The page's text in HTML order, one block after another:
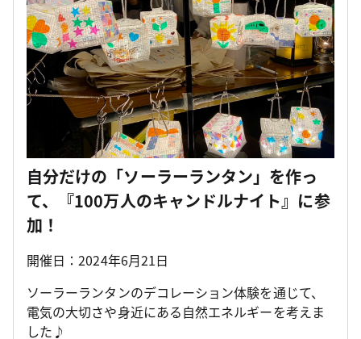
自分だけの「ソーラーランタン」を作っ
て、『100万人のキャンドルナイト』に参
加！
開催日：2024年6月21日
ソーラーランタンのデコレーション体験を通じて、
電気の大切さや身近にある自然エネルギーを考えま
した♪